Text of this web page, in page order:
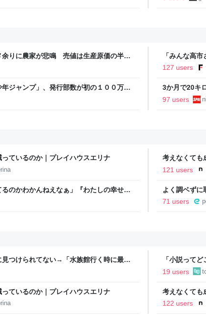
余りに農家が悲鳴 売値は生産原価の半分
でやめる」農家も｜FNNプライムオンラ
「みんな高
裏 自民党内
127 users
ジャンプ」、発行部数が初の１００万部
」ゼロに
3か月で20キ
直撃。「相手
97 users
ているのか｜プレイハウスエリナ
考えなくても
121 users
るのかわかんねえなぁ」『わたしの幸せな
トーリーが若者にヒットしているという
よく調ベずに
い)→「昭和最
71 users
つけられてない→「水族館行く時に最
「小説って
結婚』のド直
19 users
ているのか｜プレイハウスエリナ
考えなくても
122 users